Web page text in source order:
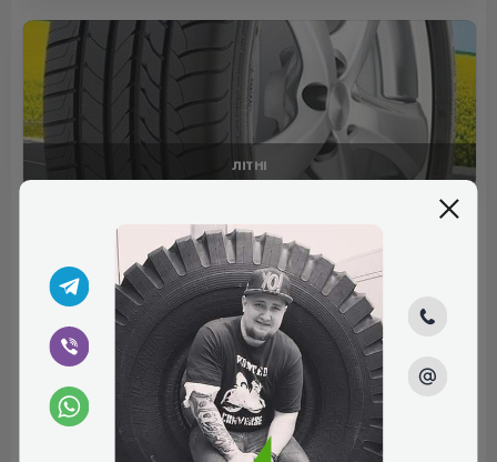
ЛІТНІ
Відгуки (0)
Поки немає коментарів
Написати коментар
Ім'я*